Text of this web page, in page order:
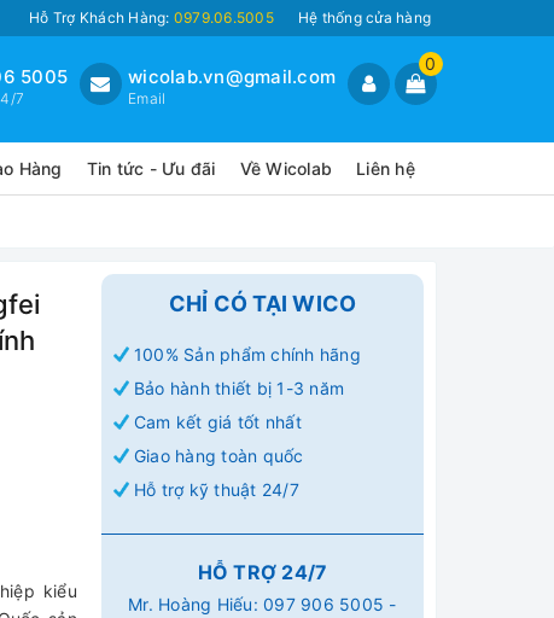
Hỗ Trợ Khách Hàng: 0979.06.5005 Hệ thống cửa hàng
0
wicolab.vn@gmail.com
Email
5005
7
Hàng Tin tức - Ưu đãi Về Wicolab Liên hệ
kiểu
CHỈ CÓ TẠI WICO
100% Sản phẩm chính hãng
Bảo hành thiết bị 1-3 năm
Cam kết giá tốt nhất
Giao hàng toàn quốc
Hỗ trợ kỹ thuật 24/7
HỖ TRỢ 24/7
Mr. Hoàng Hiếu:097 906 5005 -